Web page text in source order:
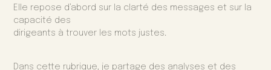
Elle repose d’abord sur la clarté des messages et sur la
capacité des
dirigeants à trouver les mots justes.
Dans cette rubrique, je partage des analyses et des